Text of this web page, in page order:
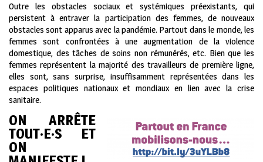
Outre les obstacles sociaux et systémiques préexistants, qui
persistent à entraver la participation des femmes, de nouveaux
obstacles sont apparus avec la pandémie. Partout dans le monde, les
femmes sont confrontées à une augmentation de la violence
domestique, des tâches de soins non rémunérés, etc. Bien que les
femmes représentent la majorité des travailleurs de première ligne,
elles sont, sans surprise, insuffisamment représentées dans les
espaces politiques nationaux et mondiaux en lien avec la crise
sanitaire.
ON ARRÊTE
TOUT·E·S ET
ON